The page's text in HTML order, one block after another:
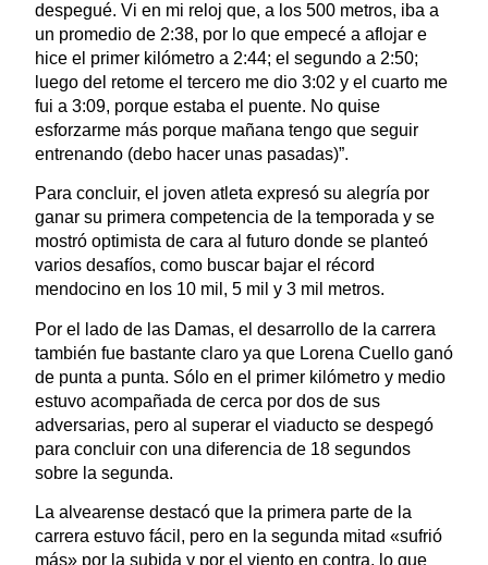
despegué. Vi en mi reloj que, a los 500 metros, iba a
un promedio de 2:38, por lo que empecé a aflojar e
hice el primer kilómetro a 2:44; el segundo a 2:50;
luego del retome el tercero me dio 3:02 y el cuarto me
fui a 3:09, porque estaba el puente. No quise
esforzarme más porque mañana tengo que seguir
entrenando (debo hacer unas pasadas)”.
Para concluir, el joven atleta expresó su alegría por
ganar su primera competencia de la temporada y se
mostró optimista de cara al futuro donde se planteó
varios desafíos, como buscar bajar el récord
mendocino en los 10 mil, 5 mil y 3 mil metros.
Por el lado de las Damas, el desarrollo de la carrera
también fue bastante claro ya que Lorena Cuello ganó
de punta a punta. Sólo en el primer kilómetro y medio
estuvo acompañada de cerca por dos de sus
adversarias, pero al superar el viaducto se despegó
para concluir con una diferencia de 18 segundos
sobre la segunda.
La alvearense destacó que la primera parte de la
carrera estuvo fácil, pero en la segunda mitad «sufrió
más» por la subida y por el viento en contra, lo que